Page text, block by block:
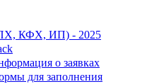
КФХ, ИП) - 2025
о заявках
для заполнения